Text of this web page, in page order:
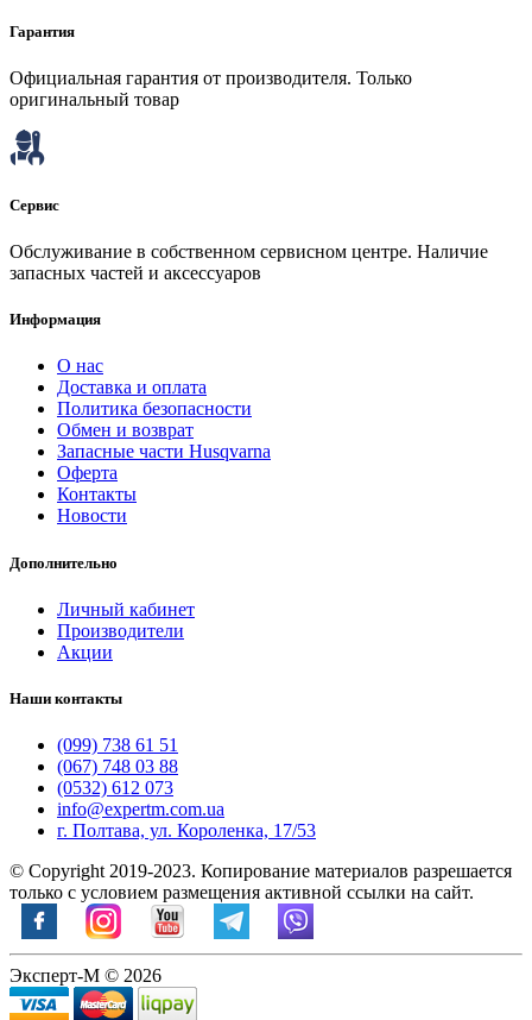
Гарантия
Официальная гарантия от производителя. Только
оригинальный товар
Сервис
Обслуживание в собственном сервисном центре. Наличие
запасных частей и аксессуаров
Информация
О нас
Доставка и оплата
Политика безопасности
Обмен и возврат
Запасные части Husqvarna
Оферта
Контакты
Новости
Дополнительно
Личный кабинет
Производители
Акции
Наши контакты
(099) 738 61 51
(067) 748 03 88
(0532) 612 073
info@expertm.com.ua
г. Полтава, ул. Короленка, 17/53
© Copyright 2019-2023. Копирование материалов разрешается
только с условием размещения активной ссылки на сайт.
Эксперт-М © 2026